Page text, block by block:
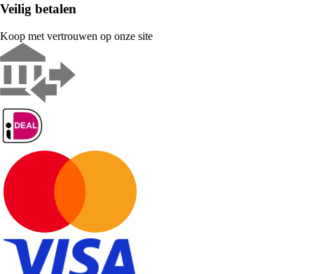
Veilig betalen
Koop met vertrouwen op onze site